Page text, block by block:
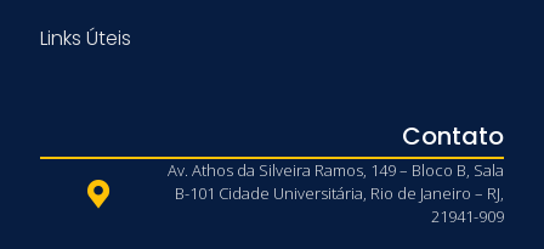
Links Úteis
Contato
Av. Athos da Silveira Ramos, 149 – Bloco B, Sala
B-101 Cidade Universitária, Rio de Janeiro – RJ,
21941-909